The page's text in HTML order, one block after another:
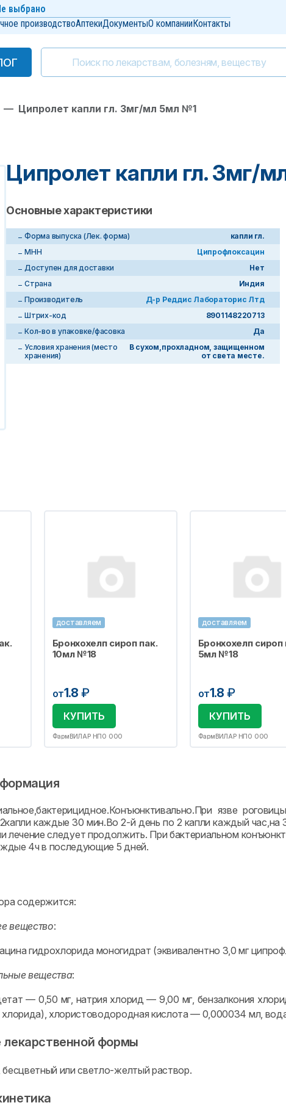
выбрано
производствоАптекиДокументыО компанииКонтакты
— Ципролет капли гл. 3мг/мл 5мл №1
Ципролет капли гл. 3мг/
Основные характеристики
Форма выпуска (Лек. форма)
капли гл.
МНН
Ципрофлоксацин
Доступен для доставки
Нет
Страна
Индия
Производитель
Д-р Реддис Лабораторис Лтд
Штрих-код
8901148220713
Кол-во в упаковке/фасовка
Да
Условия хранения (место
хранения)
В сухом,прохладном, защищенном
от света месте.
доставляем
Бронхохелп сироп пак.
10мл №18
от1.8 ₽
КУПИТЬ
ФармВИЛАР НПО ООО
доставляем
Бронхохелп сироп
5мл №18
от1.8 ₽
КУПИТЬ
ФармВИЛАР НПО ООО
язве
каждые 30 мин.Во 2-й день по 2 капли каждый
лечение следует продолжить. При бактериальном
4ч в последующие 5 дней.
содержится:
вещество:
гидрохлорида моногидрат (эквивалентно 3,0 мг
вещества:
— 0,50 мг, натрия хлорид — 9,00 мг, бензалкония
хлорида), хлористоводородная кислота — 0,000034 мл,
лекарственной формы
или светло-желтый раствор.